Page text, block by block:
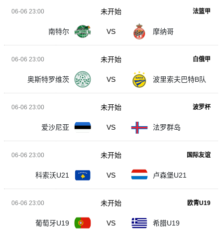
06-06 23:00 法篮甲
南特尔 VS 摩纳哥
未开始
06-06 23:00 白俄甲
奥斯特罗维茨 VS 波里索夫巴特B队
未开始
06-06 23:00 波罗杯
爱沙尼亚 VS 法罗群岛
未开始
06-06 23:00 国际友谊
科索沃U21 VS 卢森堡U21
未开始
06-06 23:00 欧青U19
葡萄牙U19 VS 希腊U19
未开始